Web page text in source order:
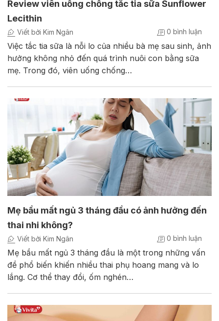
Review viên uống chống tắc tia sữa Sunflower
Lecithin
Viết bởi Kim Ngân 0 bình luận
Việc tắc tia sữa là nỗi lo của nhiều bà mẹ sau sinh, ảnh
hưởng không nhỏ đến quá trình nuôi con bằng sữa
mẹ. Trong đó, viên uống chống…
Mẹ bầu mất ngủ 3 tháng đầu có ảnh hưởng đến
thai nhi không?
Viết bởi Kim Ngân 0 bình luận
Mẹ bầu mất ngủ 3 tháng đầu là một trong những vấn
đề phổ biến khiến nhiều thai phụ hoang mang và lo
lắng. Cơ thể thay đổi, ốm nghén…